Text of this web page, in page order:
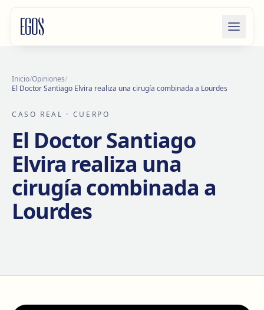
Inicio/Opiniones/
El Doctor Santiago Elvira realiza una cirugía combinada a Lourdes
CASO REAL · CUERPO
El Doctor Santiago
Elvira realiza una
cirugía combinada a
Lourdes